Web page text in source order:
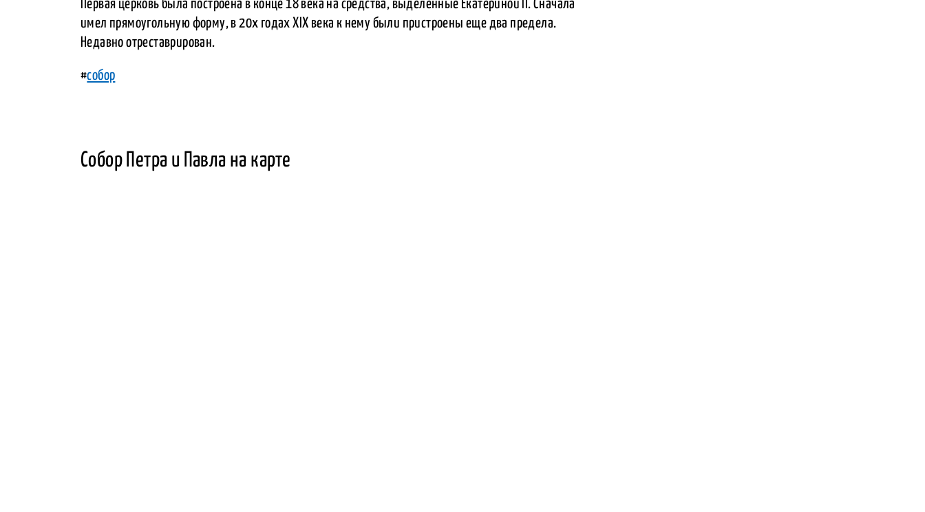
Первая церковь была построена в конце 18 века на средства, выделенные Екатериной II. Сначала
имел прямоугольную форму, в 20х годах XIX века к нему были пристроены еще два предела.
Недавно отреставрирован.
#собор
Собор Петра и Павла на карте